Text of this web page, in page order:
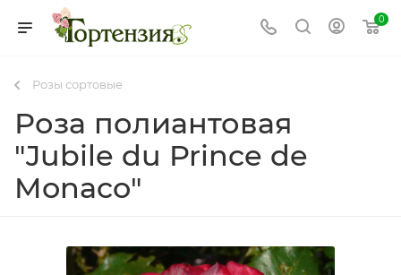
0
Розы сортовые
Роза полиантовая
"Jubile du Prince de
Monaco"